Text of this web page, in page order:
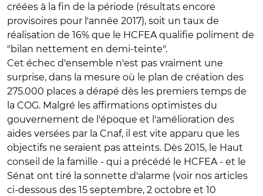
créées à la fin de la période (résultats encore
provisoires pour l'année 2017), soit un taux de
réalisation de 16% que le HCFEA qualifie poliment de
"bilan nettement en demi-teinte".
Cet échec d'ensemble n'est pas vraiment une
surprise, dans la mesure où le plan de création des
275.000 places a dérapé dès les premiers temps de
la COG. Malgré les affirmations optimistes du
gouvernement de l'époque et l'amélioration des
aides versées par la Cnaf, il est vite apparu que les
objectifs ne seraient pas atteints. Dès 2015, le Haut
conseil de la famille - qui a précédé le HCFEA - et le
Sénat ont tiré la sonnette d'alarme (voir nos articles
ci-dessous des 15 septembre, 2 octobre et 10